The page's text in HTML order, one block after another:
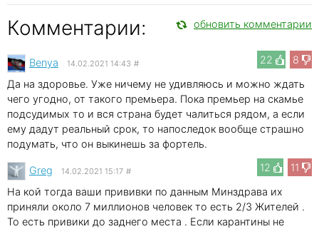
Комментарии: обновить комментарии
22 8
Benya 14.02.2021 14:43 #
Да на здоровье. Уже ничему не удивляюсь и можно ждать
чего угодно, от такого премьера. Пока премьер на скамье
подсудимых то и вся страна будет чалиться рядом, а если
ему дадут реальный срок, то напоследок вообще страшно
подумать, что он выкинешь за фортель.
12
11
Greg 14.02.2021 15:17 #
На кой тогда ваши прививки по данным Минздрава их
приняли около 7 миллионов человек то есть 2/3 Жителей .
То есть привики до заднего места . Если карантины не